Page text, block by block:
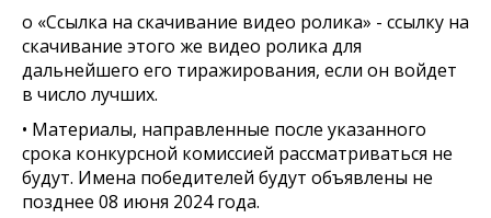
o «Ссылка на скачивание видео ролика» - ссылку на
скачивание этого же видео ролика для
дальнейшего его тиражирования, если он войдет
в число лучших.
• Материалы, направленные после указанного
срока конкурсной комиссией рассматриваться не
будут. Имена победителей будут объявлены не
позднее 08 июня 2024 года.